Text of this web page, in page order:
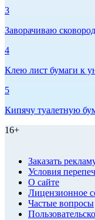
3
Заворачиваю
4
Клею лист бумаги к
5
Кипячу туалетную
16+
Заказать
Условия
О сайте
Лицензионное
Частые вопросы